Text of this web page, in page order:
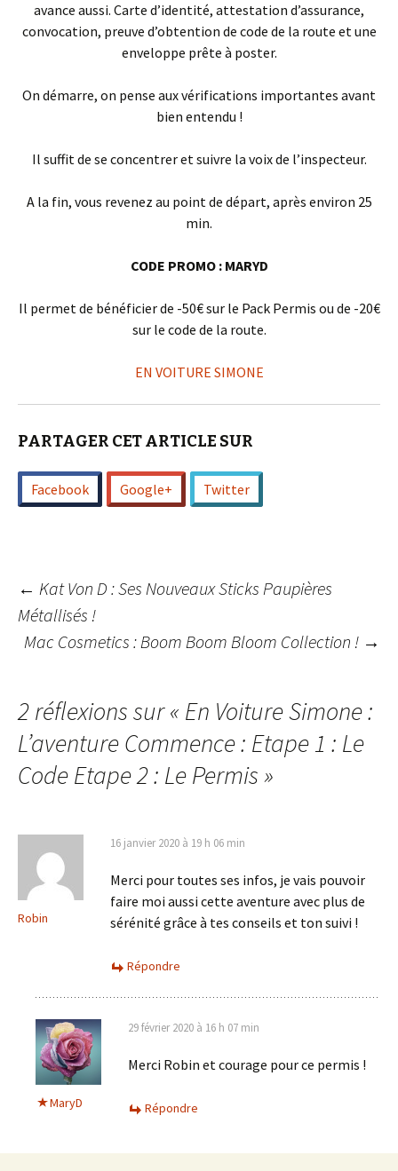
avance aussi. Carte d’identité, attestation d’assurance,
convocation, preuve d’obtention de code de la route et une
enveloppe prête à poster.
On démarre, on pense aux vérifications importantes avant
bien entendu !
Il suffit de se concentrer et suivre la voix de l’inspecteur.
A la fin, vous revenez au point de départ, après environ 25
min.
CODE PROMO : MARYD
Il permet de bénéficier de -50€ sur le Pack Permis ou de -20€
sur le code de la route.
EN VOITURE SIMONE
PARTAGER CET ARTICLE SUR
Facebook Google+ Twitter
Navigation
des
articles
← Kat Von D : Ses Nouveaux Sticks Paupières
Métallisés !
Mac Cosmetics : Boom Boom Bloom Collection ! →
2 réflexions sur « En Voiture Simone :
L’aventure Commence : Etape 1 : Le
Code Etape 2 : Le Permis»
Robin
16 janvier 2020 à 19 h 06 min
Merci pour toutes ses infos, je vais pouvoir
faire moi aussi cette aventure avec plus de
sérénité grâce à tes conseils et ton suivi !
Répondre
MaryD
29 février 2020 à 16 h 07 min
Merci Robin et courage pour ce permis !
Répondre